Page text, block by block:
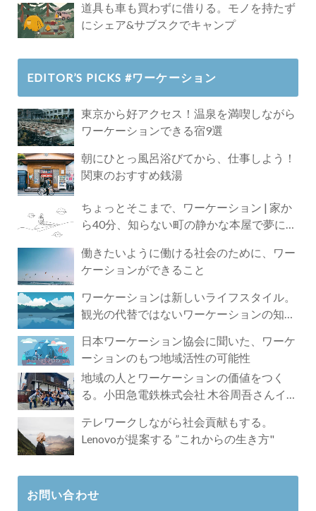
道具も車も買わずに借りる。モノを持たず
にシェア&サブスクでキャンプ
EDITOR’S PICKS #ワーケーション
東京から好アクセス！温泉を満喫しながら
ワーケーションできる宿9選
朝にひとっ風呂浴びてから、仕事しよう！
関東のおすすめ銭湯
ちょっとそこまで、ワーケーション | 家か
ら40分、知らない町の静かな本屋で夢に近
働きたいように働ける社会のために、ワー
ケーションができること
ワーケーションは新しいライフスタイル。
観光の代替ではないワーケーションの知ら
日本ワーケーション協会に聞いた、ワーケ
ーションのもつ地域活性の可能性
地域の人とワーケーションの価値をつく
る。小田急電鉄株式会社 木谷周吾さんイン
テレワークしながら社会貢献もする。
Lenovoが提案する ”これからの生き方"
お問い合わせ